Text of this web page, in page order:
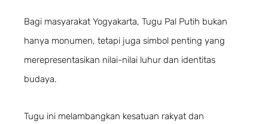
Bagi masyarakat Yogyakarta, Tugu Pal Putih bukan
hanya monumen, tetapi juga simbol penting yang
merepresentasikan nilai-nilai luhur dan identitas
budaya.
Tugu ini melambangkan kesatuan rakyat dan